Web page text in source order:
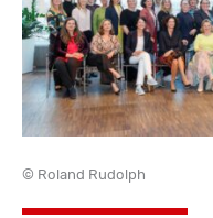
© Roland Rudolph